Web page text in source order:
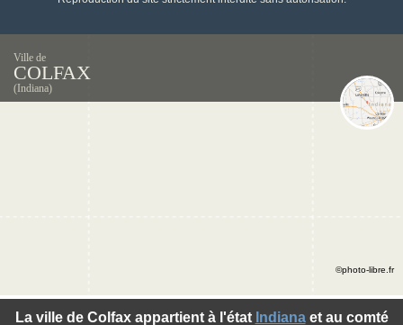
Ville de
COLFAX
(Indiana)
La ville de Colfax appartient à l'état Indianaet au comté
©photo-libre.fr